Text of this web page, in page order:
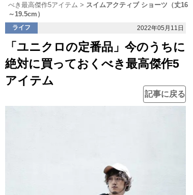
べき最高傑作5アイテム
スイムアクティブ ショーツ（丈16
～19.5cm）
ライフ 2022年05月11日
「ユニクロの定番品」今のうちに
絶対に買っておくべき最高傑作5
アイテム
記事に戻る